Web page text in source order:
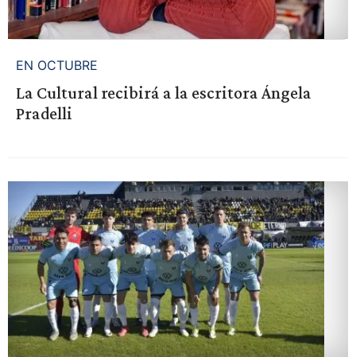
EN OCTUBRE
La Cultural recibirá a la escritora Ángela
Pradelli